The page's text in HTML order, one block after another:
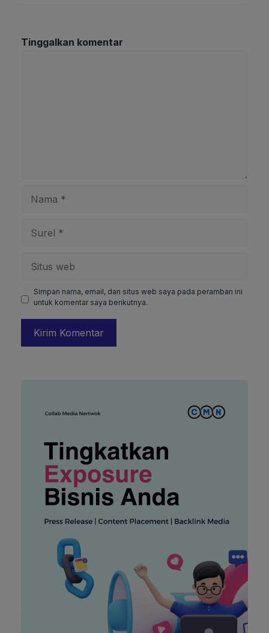
Tinggalkan komentar
Simpan nama, email, dan situs web saya pada peramban ini
untuk komentar saya berikutnya.